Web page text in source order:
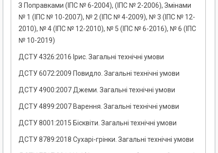
З Поправками (ІПС № 6-2004), (ІПС № 2-2006), Змінами
№ 1 (ІПС № 10-2007), № 2 (ІПС № 4-2009), № 3 (ІПС № 12-
2010), № 4 (ІПС № 12-2010), № 5 (ІПС № 6-2016), № 6 (ІПС
№ 10-2019)
ДСТУ 4326:2016 Ірис. Загальні технічні умови
ДСТУ 6072:2009 Повидло. Загальні технічні умови
ДСТУ 4900:2007 Джеми. Загальні технічні умови
ДСТУ 4899:2007 Варення. Загальні технічні умови
ДСТУ 8001:2015 Бісквіти. Загальні технічні умови
ДСТУ 8789:2018 Сухарі-грінки. Загальні технічні умови